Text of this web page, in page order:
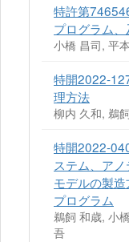
特許第
プログラム
小橋 昌司, 平
特開2022-
理方法
柳内 久和, 鵜
特開2022-
ステム、ア
モデルの製
プログラム
鵜飼 和歳, 小
吾